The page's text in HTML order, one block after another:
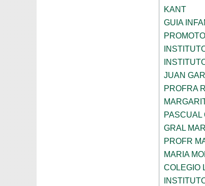
KANT
GUIA
JUAN
PROFRA
PASCUAL
GRAL
PROFR
MARIA
COLEGIO